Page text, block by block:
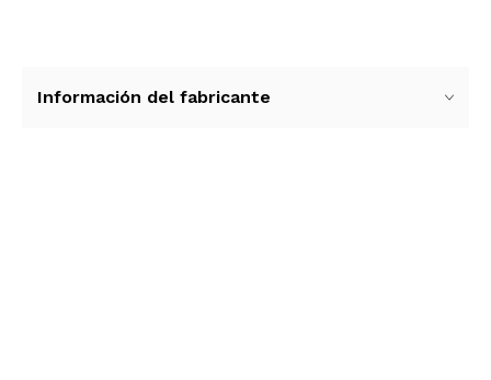
correspondientes. Al ser un producto de ajuste
Información del fabricante